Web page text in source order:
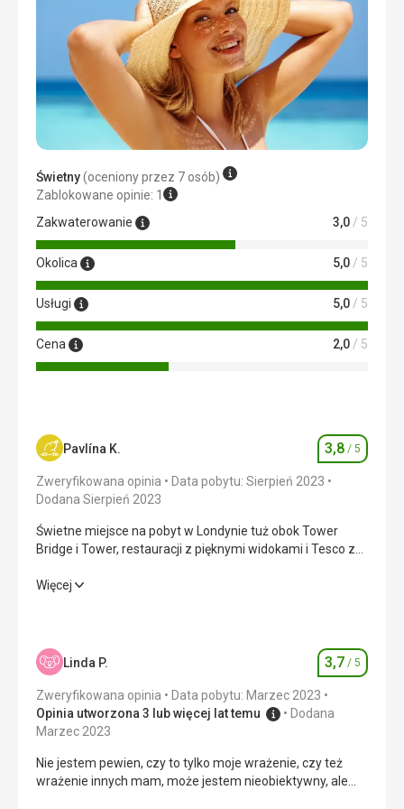
Ta recenzja została automatycznie przetłumaczona za
pomocą Google Translate
Świetny(oceniony przez 7 osób)
Zablokowane opinie: 1
Zakwaterowanie
3,0 / 5
Okolica 5,0 / 5
Usługi 5,0 / 5
Cena 2,0 / 5
Pavlína K. Ocena
3,8 / 5
Zweryfikowana opinia
Data pobytu: Sierpień 2023
Dodana Sierpień 2023
Świetne miejsce na pobyt w Londynie tuż obok Tower
Bridge i Tower, restauracji z pięknymi widokami i Tesco z
bezpośredni port dla łodzi rzecznych. Tylko cena nie do
Świetne miejsce na pobyt w Londynie tuż obok Tower
końca odpowiada jakości, ale myślę, że hotele w Londynie
są przecenione i stare.
Zakwaterowanie 3,0
Usługi 5,0/ 5
Więcej
Linda P. Ocena
3,7 / 5
Zweryfikowana opinia
Data pobytu: Marzec 2023
Opinia utworzona 3 lub więcej lat temu
Dodana
Marzec 2023
Nie jestem pewien, czy to tylko moje wrażenie, czy też
wrażenie innych mam, może jestem nieobiektywny, ale